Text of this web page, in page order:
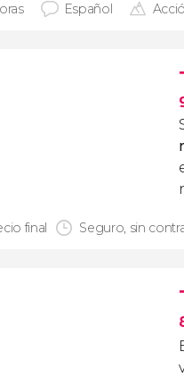
Español
final Seguro, sin